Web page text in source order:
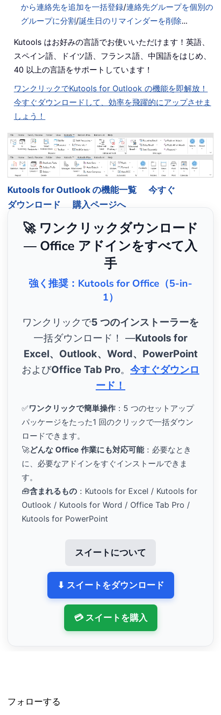
から連絡先を追加を一括登録/連絡先グループを個別の
グループに分割/誕生日のリマインダーを削除...
Kutools はお好みの言語でお使いいただけます！英語、
スペイン語、ドイツ語、フランス語、中国語をはじめ、
40 以上の言語をサポートしています！
ワンクリックでKutools for Outlook の機能を即解放！
今すぐダウンロードして、効率を飛躍的にアップさせま
しょう！
Kutools for Outlook の機能一覧
今すぐ
ダウンロード
購入ページへ
🚀 ワンクリックダウンロード
— Office アドインをすべて入
手
強く推奨：Kutools for Office（5-in-
1）
ワンクリックで5 つのインストーラーを
一括ダウンロード！ ―Kutools for
Excel、Outlook、Word、PowerPoint
およびOffice Tab Pro。 今すぐダウンロ
ード！
✅ワンクリックで簡単操作 ：5 つのセットアップ
パッケージをたった1 回のクリックで一括ダウン
ロードできます。
🚀どんな Office 作業にも対応可能：必要なとき
に、必要なアドインをすぐインストールできま
す。
🧰含まれるもの ：Kutools for Excel / Kutools for
Outlook / Kutools for Word / Office Tab Pro /
Kutools for PowerPoint
スイートについて
⬇ スイートをダウンロード
💳 スイートを購入
フォローする